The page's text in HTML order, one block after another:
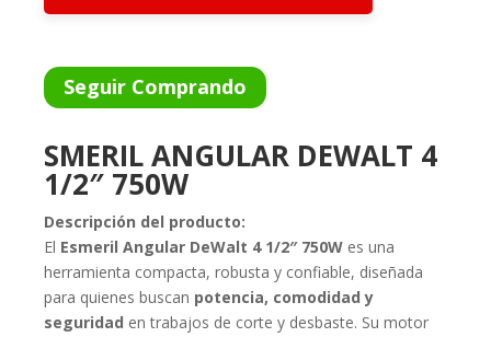
Seguir Comprando
SMERIL ANGULAR DEWALT 4
1/2″ 750W
Descripción del producto:
El Esmeril Angular DeWalt 4 1/2″ 750W es una
herramienta compacta, robusta y confiable, diseñada
para quienes buscan potencia, comodidad y
seguridad en trabajos de corte y desbaste. Su motor